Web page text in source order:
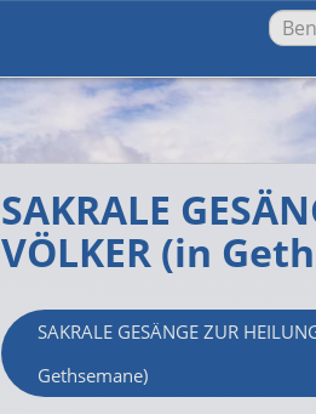
SAKRALE
VÖLKER (in
SAKRALE GESÄNGE ZUR
Gethsemane)